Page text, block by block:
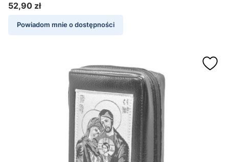
Cena
52,90 zł
Powiadom mnie o dostępności